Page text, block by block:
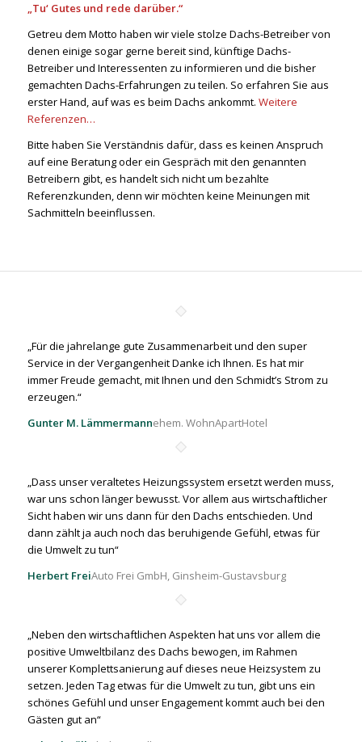
„Tu‘ Gutes und rede darüber.“
Getreu dem Motto haben wir viele stolze Dachs-Betreiber von
denen einige sogar gerne bereit sind, künftige Dachs-
Betreiber und Interessenten zu informieren und die bisher
gemachten Dachs-Erfahrungen zu teilen. So erfahren Sie aus
erster Hand, auf was es beim Dachs ankommt. Weitere
Referenzen…
Bitte haben Sie Verständnis dafür, dass es keinen Anspruch
auf eine Beratung oder ein Gespräch mit den genannten
Betreibern gibt, es handelt sich nicht um bezahlte
Referenzkunden, denn wir möchten keine Meinungen mit
Sachmitteln beeinflussen.
„Für die jahrelange gute Zusammenarbeit und den super
Service in der Vergangenheit Danke ich Ihnen. Es hat mir
immer Freude gemacht, mit Ihnen und den Schmidt’s Strom zu
erzeugen.“
Gunter M. Lämmermannehem. WohnApartHotel
„Dass unser veraltetes Heizungssystem ersetzt werden muss,
war uns schon länger bewusst. Vor allem aus wirtschaftlicher
Sicht haben wir uns dann für den Dachs entschieden. Und
dann zählt ja auch noch das beruhigende Gefühl, etwas für
die Umwelt zu tun“
Herbert FreiAuto Frei GmbH, Ginsheim-Gustavsburg
„Neben den wirtschaftlichen Aspekten hat uns vor allem die
positive Umweltbilanz des Dachs bewogen, im Rahmen
unserer Komplettsanierung auf dieses neue Heizsystem zu
setzen. Jeden Tag etwas für die Umwelt zu tun, gibt uns ein
schönes Gefühl und unser Engagement kommt auch bei den
Gästen gut an“